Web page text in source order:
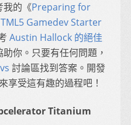
我的《Preparing for
Gamedev Starter
Austin Hallock 的絕佳
你。只要有任何問題，
討論區找到答案。開發
享受這有趣的過程吧！
Titanium